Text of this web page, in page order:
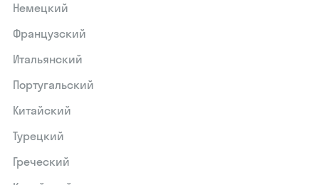
Немецкий
Французский
Итальянский
Португальский
Китайский
Турецкий
Греческий